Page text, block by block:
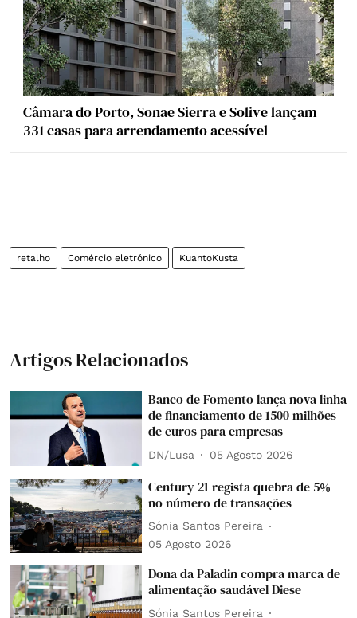
Câmara do Porto, Sonae Sierra e Solive lançam
331 casas para arrendamento acessível
retalho Comércio eletrónico KuantoKusta
Artigos Relacionados
Banco de Fomento lança nova linha
de financiamento de 1500 milhões
de euros para empresas
DN/Lusa 05 Agosto 2026
Century 21 regista quebra de 5%
no número de transações
Sónia Santos Pereira
05 Agosto 2026
Dona da Paladin compra marca de
alimentação saudável Diese
Sónia Santos Pereira